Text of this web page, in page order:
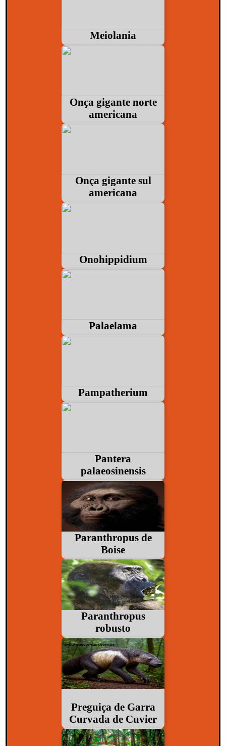
Meiolania
Onça gigante norte
americana
Onça gigante sul
americana
Onohippidium
Palaelama
Pampatherium
Pantera
palaeosinensis
Paranthropus de
Boise
Paranthropus
robusto
Preguiça de Garra
Curvada de Cuvier